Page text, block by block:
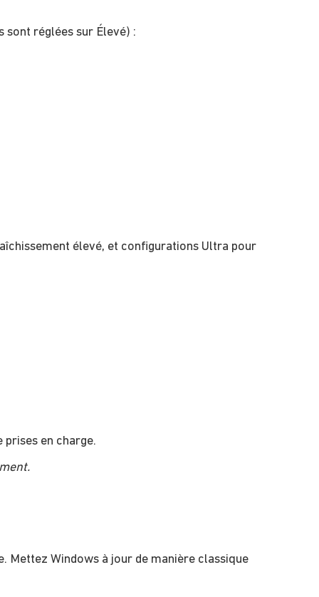
sont réglées sur Élevé) :
élevé, et configurations Ultra pour
en charge.
Mettez Windows à jour de manière classique